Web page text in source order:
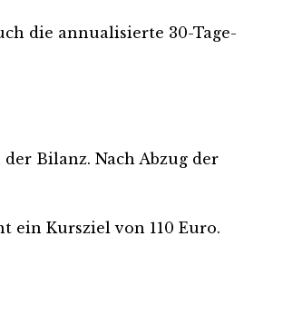
die annualisierte 30-Tage-
Bilanz. Nach Abzug der
ein Kursziel von 110 Euro.